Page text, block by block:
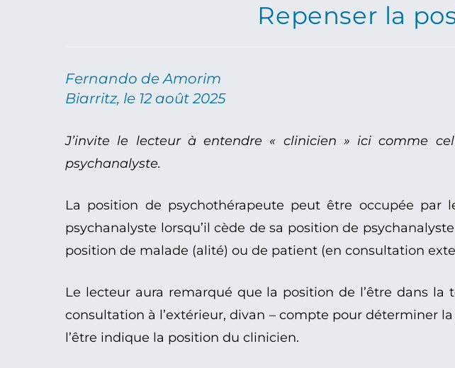
Repenser la
Fernando de Amorim
Biarritz, le 12 août 2025
J’invite le lecteur à entendre « clinicien » ici comme
psychanalyste.
La position de psychothérapeute peut être occupée
psychanalyste lorsqu’il cède de sa position de
position de malade (alité) ou de patient (en consultation
Le lecteur aura remarqué que la position de l’être dans
consultation à l’extérieur, divan – compte pour déterminer
l’être indique la position du clinicien.